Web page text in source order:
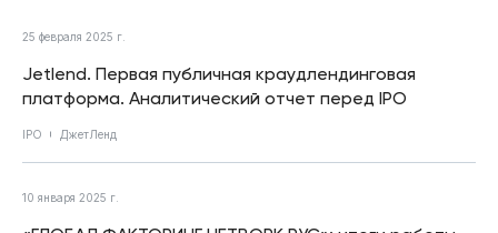
25 февраля 2025 г.
Jetlend. Первая публичная краудлендинговая
платформа. Аналитический отчет перед IPO
IPO ДжетЛенд
10 января 2025 г.